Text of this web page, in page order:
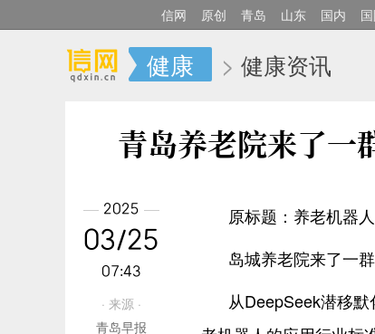
信网 原创 青岛 山东 国内
健康 > 健康资讯
青岛养老院来了
原标题：养老机器
岛城养老院来了一
从DeepSeek潜移
2025
03/25
07:43
· 来源 ·
青岛早报